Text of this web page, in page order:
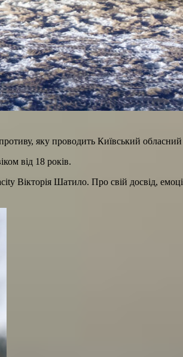
яку проводить Київський
від 18 років.
Вікторія Шатило. Про свій досвід,